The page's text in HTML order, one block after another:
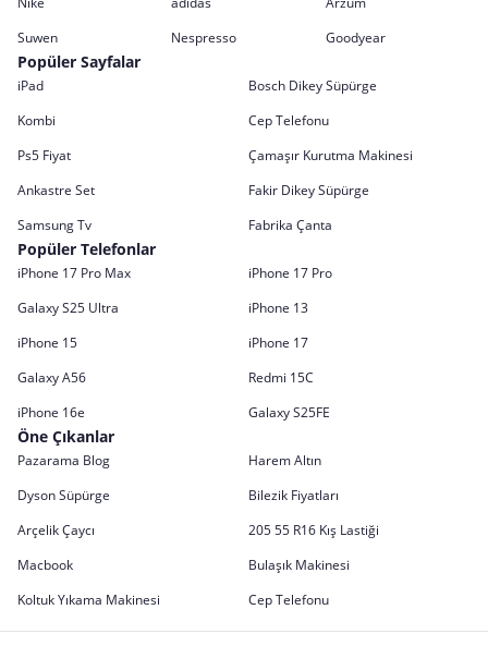
Suwen
Nespresso Goodyear
Popüler Sayfalar
iPad
Bosch Dikey Süpürge
Kombi
Cep Telefonu
Ps5 Fiyat
Çamaşır Kurutma Makinesi
Ankastre Set
Fakir Dikey Süpürge
Samsung Tv
Fabrika Çanta
Popüler Telefonlar
iPhone 17 Pro Max
iPhone 17 Pro
Galaxy S25 Ultra
iPhone 13
iPhone 15
iPhone 17
Galaxy A56
Redmi 15C
iPhone 16e
Galaxy S25FE
Öne Çıkanlar
Pazarama Blog
Harem Altın
Dyson Süpürge
Bilezik Fiyatları
Arçelik Çaycı
205 55 R16 Kış Lastiği
Macbook
Bulaşık Makinesi
Koltuk Yıkama Makinesi
Cep Telefonu